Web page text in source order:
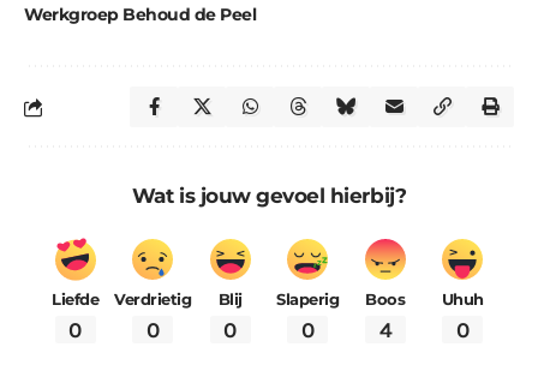
Werkgroep Behoud de Peel
Wat is jouw gevoel hierbij?
Liefde
0
Verdrietig
0
Blij
0
Slaperig
0
Boos
4
Uhuh
0